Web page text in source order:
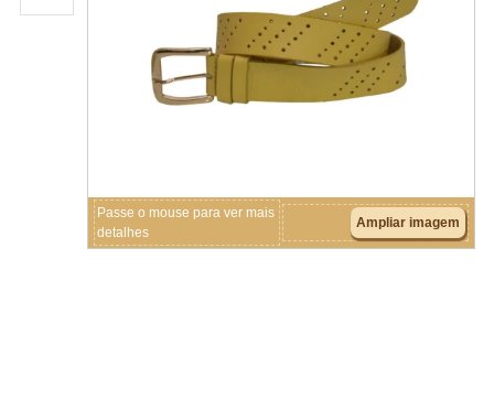
Passe o mouse para ver mais
detalhes
Ampliar imagem